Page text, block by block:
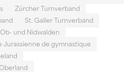
Zürcher Turnverband
St. Galler Turnverband
und Nidwalden
Jurassienne de gymnastique